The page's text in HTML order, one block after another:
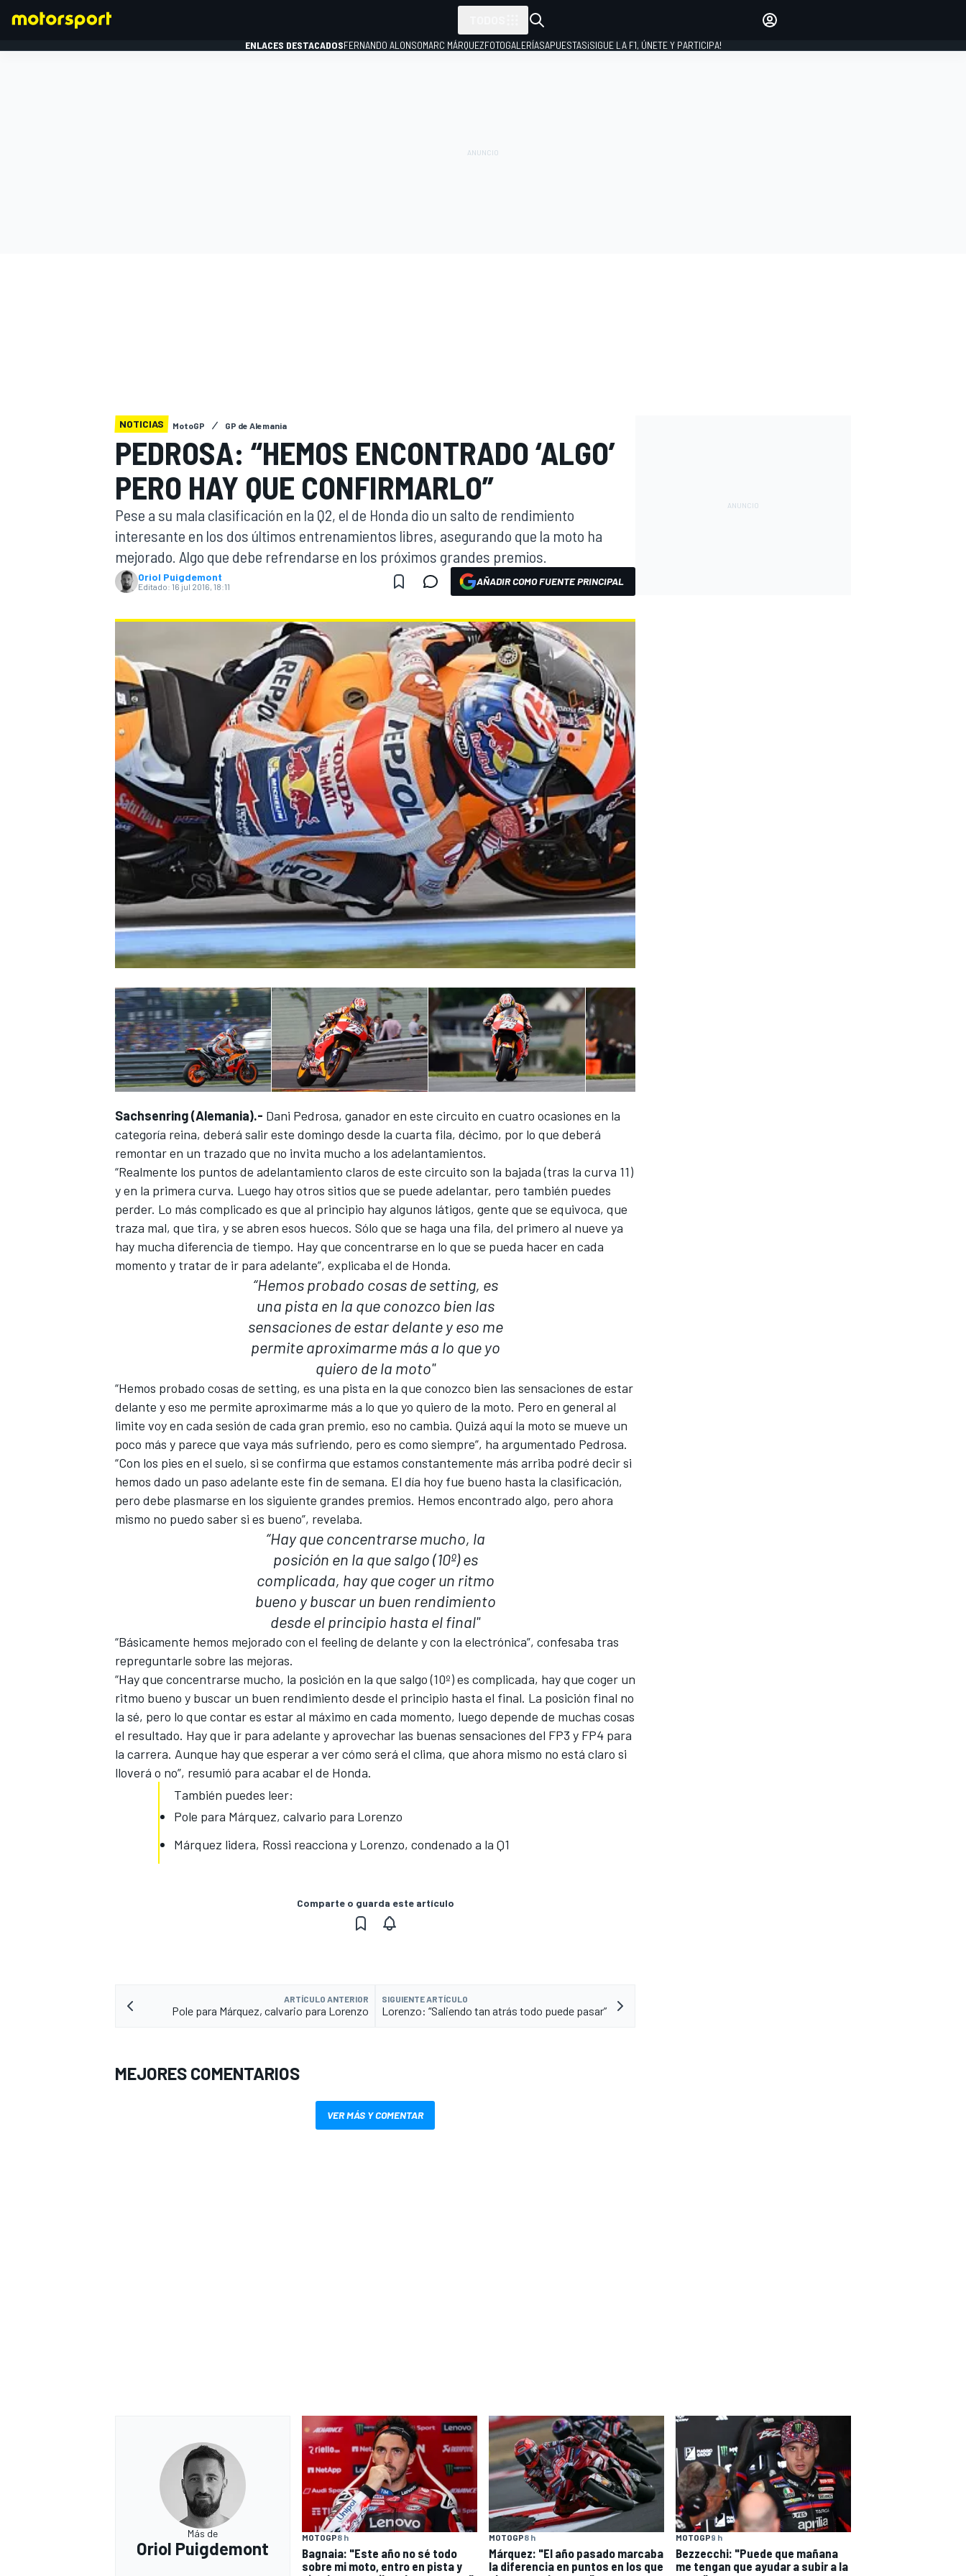
WEC
MÁS CATEGORÍAS
ENLACES DESTACADOSFERNANDO ALONSOMARC MÁRQUEZFOTOGALERÍASAPUESTAS¡SIGUE LA F1, ÚNETE Y PARTICIPA!
NOTICIAS MotoGP GP de Alemania
PEDROSA: “HEMOS ENCONTRADO ‘ALGO’
PERO HAY QUE CONFIRMARLO”
Pese a su mala clasificación en la Q2, el de Honda dio un salto de rendimiento
interesante en los dos últimos entrenamientos libres, asegurando que la moto ha
mejorado. Algo que debe refrendarse en los próximos grandes premios.
Oriol Puigdemont
Editado: 16 jul 2016, 18:11 AÑADIR COMO FUENTE PRINCIPAL
Sachsenring (Alemania).- Dani Pedrosa, ganador en este circuito en cuatro ocasiones en la
categoría reina, deberá salir este domingo desde la cuarta fila, décimo, por lo que deberá
remontar en un trazado que no invita mucho a los adelantamientos.
“Realmente los puntos de adelantamiento claros de este circuito son la bajada (tras la curva 11)
y en la primera curva. Luego hay otros sitios que se puede adelantar, pero también puedes
perder. Lo más complicado es que al principio hay algunos látigos, gente que se equivoca, que
traza mal, que tira, y se abren esos huecos. Sólo que se haga una fila, del primero al nueve ya
hay mucha diferencia de tiempo. Hay que concentrarse en lo que se pueda hacer en cada
momento y tratar de ir para adelante”, explicaba el de Honda.
“Hemos probado cosas de setting, es
una pista en la que conozco bien las
sensaciones de estar delante y eso me
permite aproximarme más a lo que yo
quiero de la moto"
“Hemos probado cosas de setting, es una pista en la que conozco bien las sensaciones de estar
delante y eso me permite aproximarme más a lo que yo quiero de la moto. Pero en general al
limite voy en cada sesión de cada gran premio, eso no cambia. Quizá aquí la moto se mueve un
poco más y parece que vaya más sufriendo, pero es como siempre”, ha argumentado Pedrosa.
“Con los pies en el suelo, si se confirma que estamos constantemente más arriba podré decir si
hemos dado un paso adelante este fin de semana. El día hoy fue bueno hasta la clasificación,
pero debe plasmarse en los siguiente grandes premios. Hemos encontrado algo, pero ahora
mismo no puedo saber si es bueno”, revelaba.
“Hay que concentrarse mucho, la
posición en la que salgo (10º) es
complicada, hay que coger un ritmo
bueno y buscar un buen rendimiento
desde el principio hasta el final"
“Básicamente hemos mejorado con el feeling de delante y con la electrónica”, confesaba tras
repreguntarle sobre las mejoras.
“Hay que concentrarse mucho, la posición en la que salgo (10º) es complicada, hay que coger un
ritmo bueno y buscar un buen rendimiento desde el principio hasta el final. La posición final no
la sé, pero lo que contar es estar al máximo en cada momento, luego depende de muchas cosas
el resultado. Hay que ir para adelante y aprovechar las buenas sensaciones del FP3 y FP4 para
la carrera. Aunque hay que esperar a ver cómo será el clima, que ahora mismo no está claro si
lloverá o no”, resumió para acabar el de Honda.
También puedes leer:
Pole para Márquez, calvario para Lorenzo
Márquez lidera, Rossi reacciona y Lorenzo, condenado a la Q1
Comparte o guarda este artículo
ARTÍCULO ANTERIOR
Pole para Márquez, calvario para Lorenzo
SIGUIENTE ARTÍCULO
Lorenzo: “Saliendo tan atrás todo puede pasar”
MEJORES COMENTARIOS
VER MÁS Y COMENTAR
Más de
Oriol Puigdemont
MOTOGP8 h
Bagnaia: "Este año no sé todo
sobre mi moto, entro en pista y
MOTOGP8 h
Márquez: "El año pasado marcaba
la diferencia en puntos en los que
MOTOGP9 h
Bezzecchi: "Puede que mañana
me tengan que ayudar a subir a la